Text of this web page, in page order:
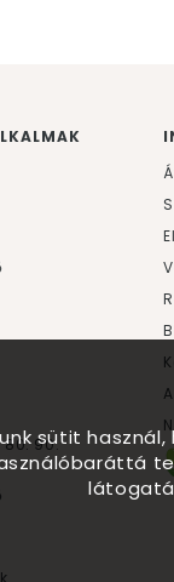
80.90.
sütit